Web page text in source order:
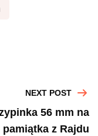
NEXT POST
56 mm na
z Rajdu